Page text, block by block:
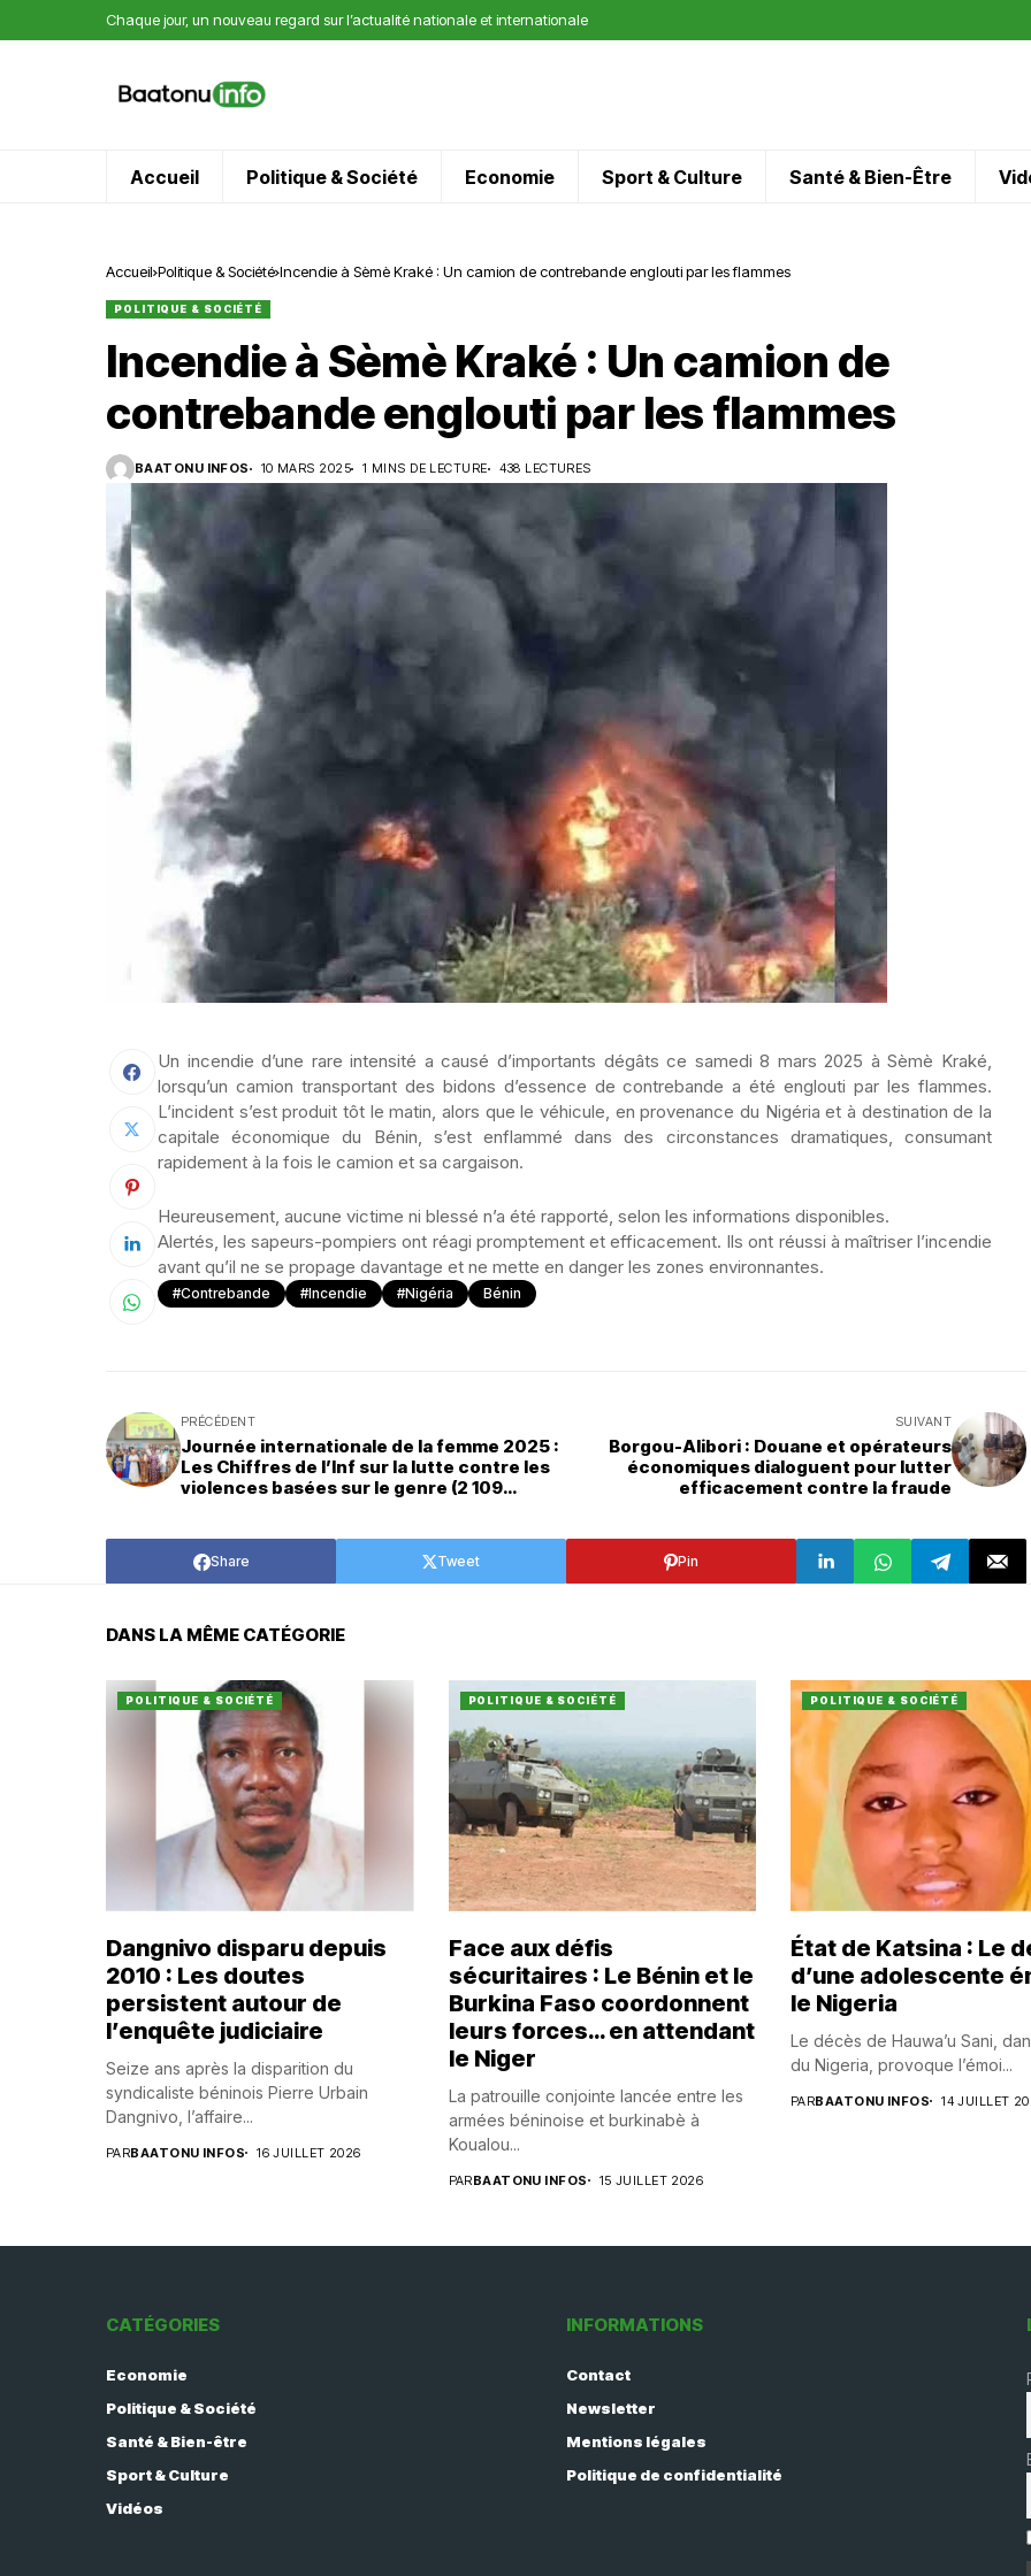
Chaque jour, un nouveau regard sur l’actualité nationale et internationale
Accueil Politique & Société Economie Sport & Culture Santé & Bien-Être
Accueil Politique & Société Incendie à Sèmè Kraké : Un camion de contrebande englouti par les flammes
POLITIQUE & SOCIÉTÉ
Incendie à Sèmè Kraké : Un camion de
contrebande englouti par les flammes
BAATONU INFOS 10 MARS 2025 1 MINS DE LECTURE 438 LECTURES
Un incendie d’une rare intensité a causé d’importants dégâts ce samedi 8 mars 2025 à Sèmè Kraké,
lorsqu’un camion transportant des bidons d’essence de contrebande a été englouti par les flammes.
L’incident s’est produit tôt le matin, alors que le véhicule, en provenance du Nigéria et à destination de la
capitale économique du Bénin, s’est enflammé dans des circonstances dramatiques, consumant
rapidement à la fois le camion et sa cargaison.
Heureusement, aucune victime ni blessé n’a été rapporté, selon les informations disponibles.
Alertés, les sapeurs-pompiers ont réagi promptement et efficacement. Ils ont réussi à maîtriser l’incendie
avant qu’il ne se propage davantage et ne mette en danger les zones environnantes.
#Contrebande #Incendie #Nigéria Bénin
PRÉCÉDENT
Journée internationale de la femme 2025 :
Les Chiffres de l’Inf sur la lutte contre les
violences basées sur le genre (2 109
SUIVANT
Borgou-Alibori : Douane et opérateurs
économiques dialoguent pour lutter
efficacement contre la fraude
Share Tweet Pin
DANS LA MÊME CATÉGORIE
POLITIQUE & SOCIÉTÉ
Dangnivo disparu depuis
2010 : Les doutes
persistent autour de
l’enquête judiciaire
Seize ans après la disparition du
syndicaliste béninois Pierre Urbain
Dangnivo, l’affaire...
PARBAATONU INFOS 16 JUILLET 2026
POLITIQUE & SOCIÉTÉ
Face aux défis
sécuritaires : Le Bénin et le
Burkina Faso coordonnent
leurs forces… en attendant
le Niger
La patrouille conjointe lancée entre les
armées béninoise et burkinabè à
Koualou...
PARBAATONU INFOS 15 JUILLET 2026
POLITIQUE & SOCIÉTÉ
État de Katsina : Le
d’une adolescente
le Nigeria
Le décès de Hauwa’u Sani,
du Nigeria, provoque l’émoi...
PARBAATONU INFOS 14 JUILLET
CATÉGORIES
Economie
Politique & Société
Santé & Bien-être
Sport & Culture
Vidéos
INFORMATIONS
Contact
Newsletter
Mentions légales
Politique de confidentialité